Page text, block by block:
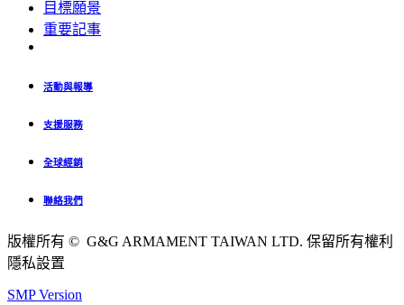
目標願景
重要記事
活動與報導
支援服務
全球經銷
聯絡我們
版權所有 © G&G ARMAMENT TAIWAN LTD. 保留所有權利
隱私設置
SMP Version